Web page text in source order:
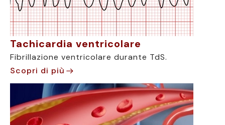
Tachicardia ventricolare
Fibrillazione ventricolare durante TdS.
Scopri di più